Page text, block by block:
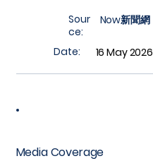
Sour
ce:
Now新聞網
Date: 16 May 2026
Media Coverage